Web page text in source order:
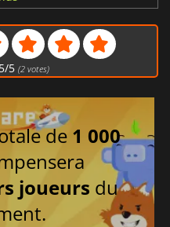
5/5 (2votes)
de 1 000
joueurs du